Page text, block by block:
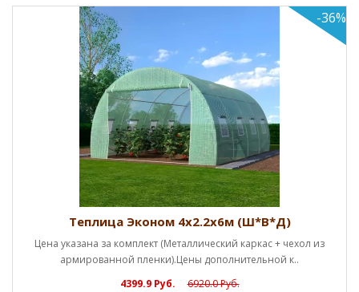
Эконом 4х2.2х6м (Ш*В*Д)
за комплект (Металлический каркас + чехол из
пленки).Цены дополнительной к..
6920.0 Руб.
Успей